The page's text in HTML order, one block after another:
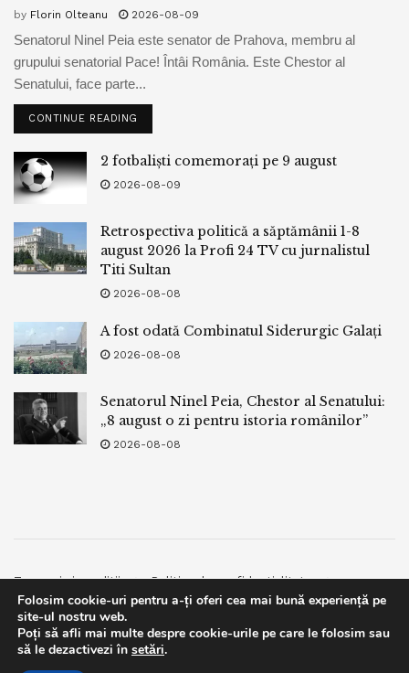
by Florin Olteanu 2026-08-09
Senatorul Ninel Peia este senator de Prahova, membru al
grupului senatorial Pace! Întâi România. Este Chestor al
Senatului, face parte...
CONTINUE READING
2 fotbaliști comemorați pe 9 august
2026-08-09
Retrospectiva politică a săptămânii 1-8
august 2026 la Profi 24 TV cu jurnalistul
Titi Sultan
2026-08-08
A fost odată Combinatul Siderurgic Galați
2026-08-08
Senatorul Ninel Peia, Chestor al Senatului:
„8 august o zi pentru istoria românilor”
2026-08-08
Termeni si conditii
Politica de confidentialitate
Facebook
Contact
© 2019bpnews- Business & Politics Newsbpnews.
Folosim cookie-uri pentru a-ți oferi cea mai bună experiență pe
site-ul nostru web.
Poți să afli mai multe despre cookie-urile pe care le folosim sau
să le dezactivezi în setări.
This website uses GDPR cookies. By continuing to use this
website you are giving consent to cookies being used. Visit our